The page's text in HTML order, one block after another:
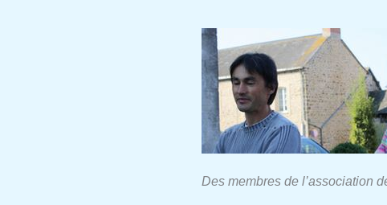
Des membres de l’association